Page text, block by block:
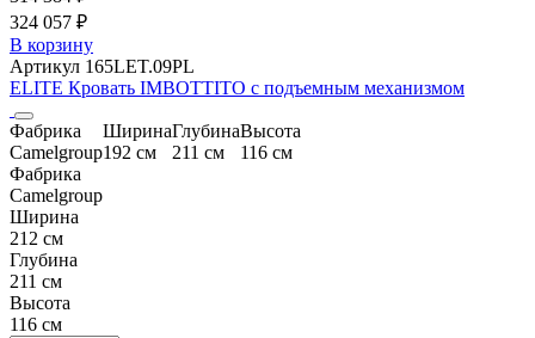
324 057 ₽
В корзину
Артикул 165LET.09PL
ELITE Кровать IMBOTTITO с подъемным механизмом
Фабрика
Camelgroup
Ширина
192 см
Глубина
211 см
Высота
116 см
Фабрика
Camelgroup
Ширина
212 см
Глубина
211 см
Высота
116 см